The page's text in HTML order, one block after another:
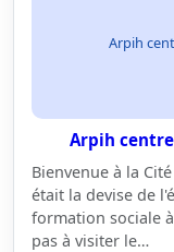
Arpih
Arpih
Bienvenue à la
était la devise de
formation sociale
pas à visiter le…